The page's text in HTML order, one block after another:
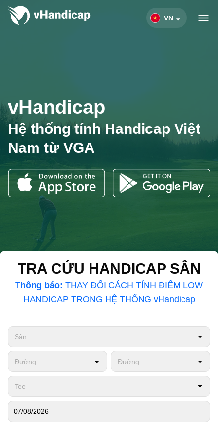
VN
vHandicap
Hệ thống tính Handicap Việt
Nam từ VGA
TRA CỨU HANDICAP SÂN
Thông báo: THAY ĐỔI CÁCH TÍNH ĐIỂM LOW
HANDICAP TRONG HỆ THỐNG vHandicap
Sân
Đường Đường
Tee